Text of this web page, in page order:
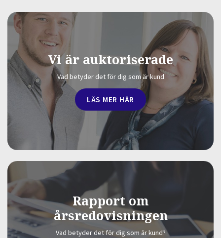
Vi är auktoriserade
Vad betyder det för dig som är kund
LÄS MER HÄR
Rapport om
årsredovisningen
Vad betyder det för dig som är kund?